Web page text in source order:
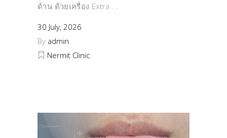
ด้าน ด้วยเครื่อง Extra
30 July, 2026
By admin
Nermit Clinic